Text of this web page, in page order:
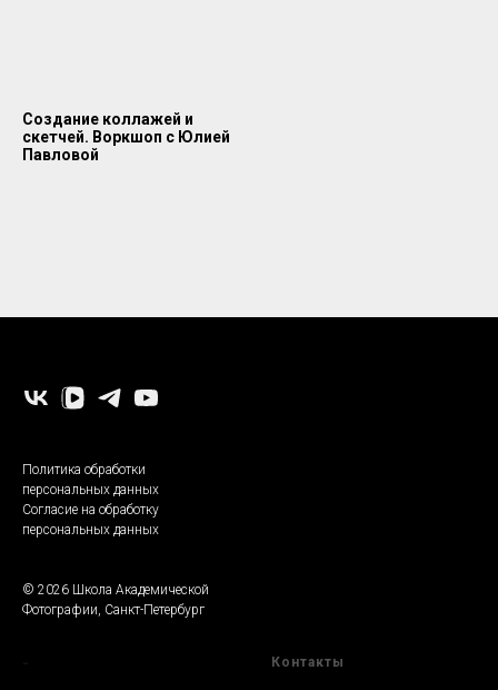
Создание коллажей и
скетчей. Воркшоп с Юлией
Павловой
Политика обработки
персональных данных
Согласие на обработку
персональных данных
© 2026 Школа Академической
Фотографии, Санкт-Петербург
Контакты